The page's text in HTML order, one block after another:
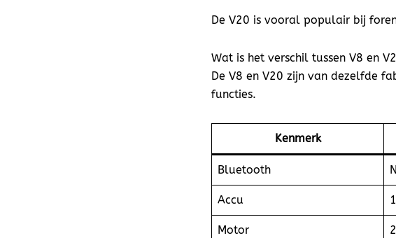
De V20 is vooral populair bij
Wat is het verschil tussen V8 en
De V8 en V20 zijn van dezelfde
functies.
Kenmerk
Bluetooth
Accu
Motor